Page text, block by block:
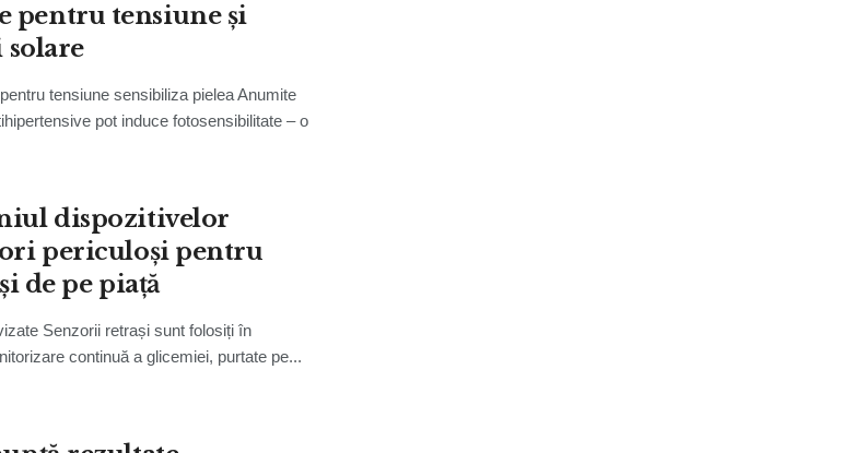
pentru tensiune și
tensiune sensibiliza pielea Anumite
pot induce fotosensibilitate – o
dispozitivelor
periculoși pentru
de pe piață
Senzorii retrași sunt folosiți în
continuă a glicemiei, purtate pe...